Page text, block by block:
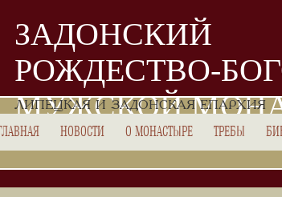
ЗАДОНСКИЙ
РОЖДЕСТВО-
МУЖСКОЙ
ЛИПЕЦКАЯ И ЗАДОНСКАЯ ЕПАРХИЯ
ГЛАВНАЯ НОВОСТИ О МОНАСТЫРЕ ТРЕБЫ